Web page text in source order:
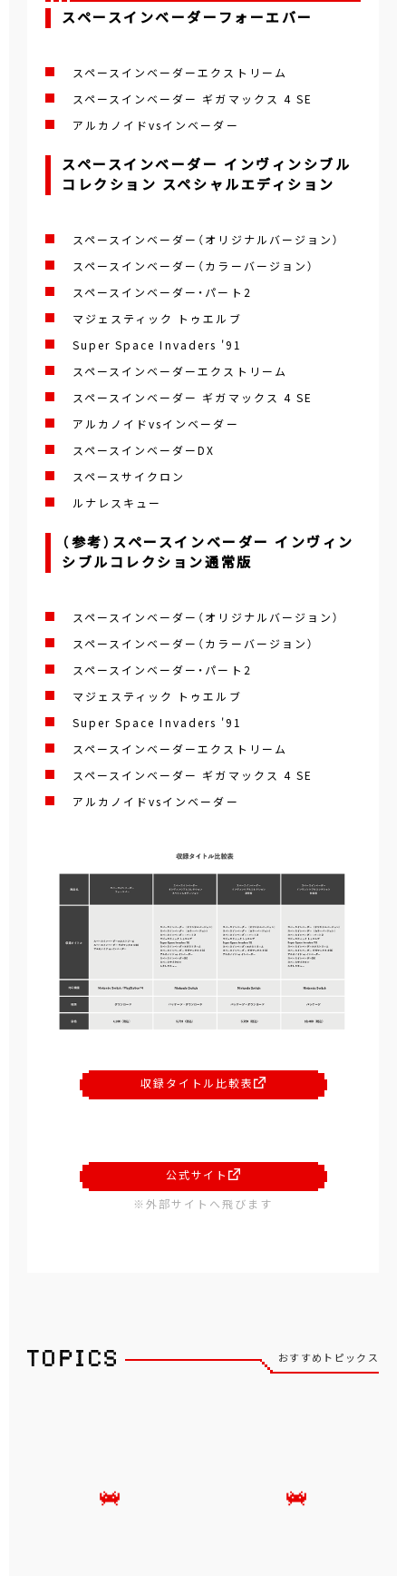
スペースインベーダーフォーエバー
スペースインベーダーエクストリーム
スペースインベーダー ギガマックス 4 SE
アルカノイドvsインベーダー
スペースインベーダー インヴィンシブル
コレクション スペシャルエディション
スペースインベーダー（オリジナルバージョン）
スペースインベーダー（カラーバージョン）
スペースインベーダー・パート2
マジェスティック トゥエルブ
Super Space Invaders '91
スペースインベーダーエクストリーム
スペースインベーダー ギガマックス 4 SE
アルカノイドvsインベーダー
スペースインベーダーDX
スペースサイクロン
ルナレスキュー
（参考）スペースインベーダー インヴィン
シブルコレクション通常版
スペースインベーダー（オリジナルバージョン）
スペースインベーダー（カラーバージョン）
スペースインベーダー・パート2
マジェスティック トゥエルブ
Super Space Invaders '91
スペースインベーダーエクストリーム
スペースインベーダー ギガマックス 4 SE
アルカノイドvsインベーダー
収録タイトル比較表
公式サイト
※外部サイトへ飛びます
おすすめトピックス